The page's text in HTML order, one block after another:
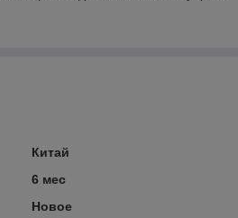
Китай
6 мес
Новое